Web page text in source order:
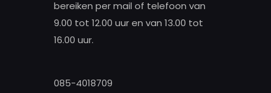
bereiken per mail of telefoon van
9.00 tot 12.00 uur en van 13.00 tot
16.00 uur.
085-4018709